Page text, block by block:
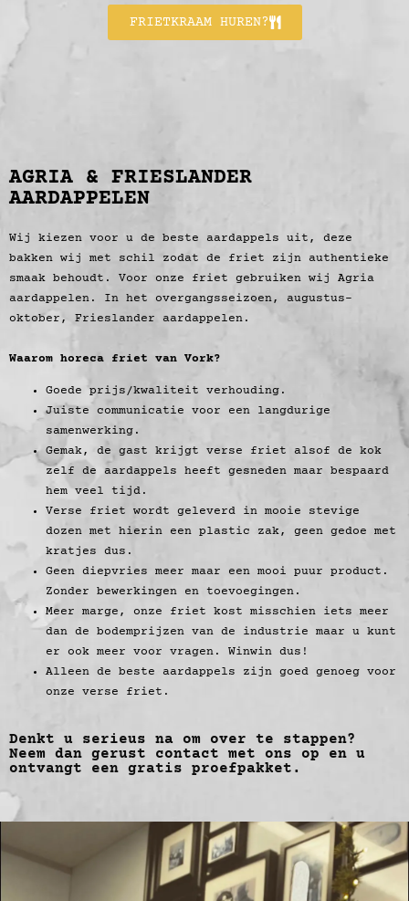
FRIETKRAAM HUREN?
AGRIA & FRIESLANDER
AARDAPPELEN
Wij kiezen voor u de beste aardappels uit, deze
bakken wij met schil zodat de friet zijn authentieke
smaak behoudt. Voor onze friet gebruiken wij Agria
aardappelen. In het overgangsseizoen, augustus-
oktober, Frieslander aardappelen.
Waarom horeca friet van Vork?
Goede prijs/kwaliteit verhouding.
Juiste communicatie voor een langdurige
samenwerking.
Gemak, de gast krijgt verse friet alsof de kok
zelf de aardappels heeft gesneden maar bespaard
hem veel tijd.
Verse friet wordt geleverd in mooie stevige
dozen met hierin een plastic zak, geen gedoe met
kratjes dus.
Geen diepvries meer maar een mooi puur product.
Zonder bewerkingen en toevoegingen.
Meer marge, onze friet kost misschien iets meer
dan de bodemprijzen van de industrie maar u kunt
er ook meer voor vragen. Winwin dus!
Alleen de beste aardappels zijn goed genoeg voor
onze verse friet.
Denkt u serieus na om over te stappen?
Neem dan gerust contact met ons op en u
ontvangt een gratis proefpakket.